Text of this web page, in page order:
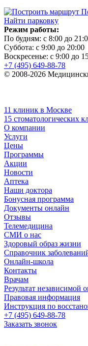
Найти парковку
Режим работы:
По будням: с 8:00 до
Суббота: с 9:00 до 20:00
Воскресенье: с 9:00 до
+7 (495) 649-88-78
© 2008-2026
11 клиник в Москве
15 стоматологических
О компании
Услуги
Цены
Программы
Акции
Новости
Аптека
Наши доктора
Бонусная программа
Документы онлайн
Отзывы
Телемедицина
СМИ о нас
Здоровый образ жизни
Справочник
Онлайн-школа
Контакты
Врачам
Результат независимой
Правовая информация
Инструкция по
+7 (495) 649-88-78
Заказать звонок